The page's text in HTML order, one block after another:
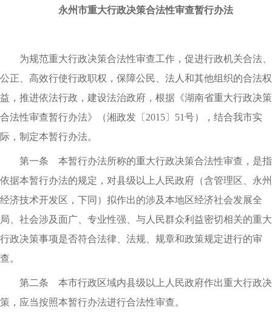
永州市重大行政决策合法性审查暂行办法
为规范重大行政决策合法性审查工作，促进行政机关合法、
公正、高效行使行政职权，保障公民、法人和其他组织的合法权
益，推进依法行政，建设法治政府，根据《湖南省重大行政决策
合法性审查暂行办法》（湘政发〔2015〕51号），结合我市实
际，制定本暂行办法。
第一条 本暂行办法所称的重大行政决策合法性审查，是指
依据本暂行办法的规定，对县级以上人民政府（含管理区、永州
经济技术开发区，下同）拟作出的涉及本地区经济社会发展全
局、社会涉及面广、专业性强、与人民群众利益密切相关的重大
行政决策事项是否符合法律、法规、规章和政策规定进行的审
查。
第二条 本市行政区域内县级以上人民政府作出重大行政决
策，应当按照本暂行办法进行合法性审查。